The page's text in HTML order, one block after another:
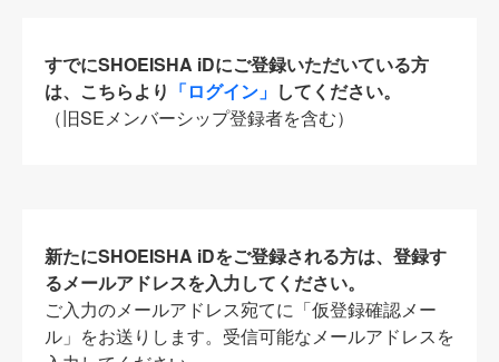
すでにSHOEISHA iDにご登録いただいている方
は、こちらより 「ログイン」 してください。
（旧SEメンバーシップ登録者を含む）
新たにSHOEISHA iDをご登録される方は、登録す
るメールアドレスを入力してください。
ご入力のメールアドレス宛てに「仮登録確認メー
ル」をお送りします。受信可能なメールアドレスを